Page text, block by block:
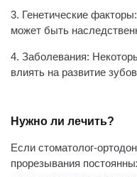
3. Генетические
может быть
4. Заболевания:
влиять на развитие
Нужно ли лечить?
Если стоматолог-
прорезывания